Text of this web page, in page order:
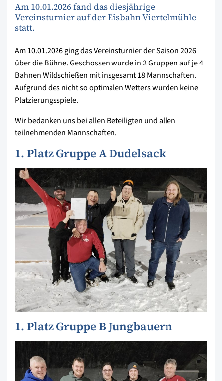
Am 10.01.2026 fand das diesjährige
Vereinsturnier auf der Eisbahn Viertelmühle
statt.
Am 10.01.2026 ging das Vereinsturnier der Saison 2026
über die Bühne. Geschossen wurde in 2 Gruppen auf je 4
Bahnen Wildschießen mit insgesamt 18 Mannschaften.
Aufgrund des nicht so optimalen Wetters wurden keine
Platzierungsspiele.
Wir bedanken uns bei allen Beteiligten und allen
teilnehmenden Mannschaften.
1. Platz Gruppe A Dudelsack
1. Platz Gruppe B Jungbauern